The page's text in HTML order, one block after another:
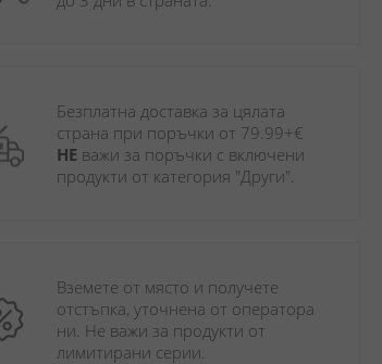
Безплатна доставка за цялата
НЕ важи за поръчки с включени
продукти от категория "Други".
Вземете от място и получете
отстъпка, уточнена от оператора
ни. Не важи за продукти от
лимитирани серии.